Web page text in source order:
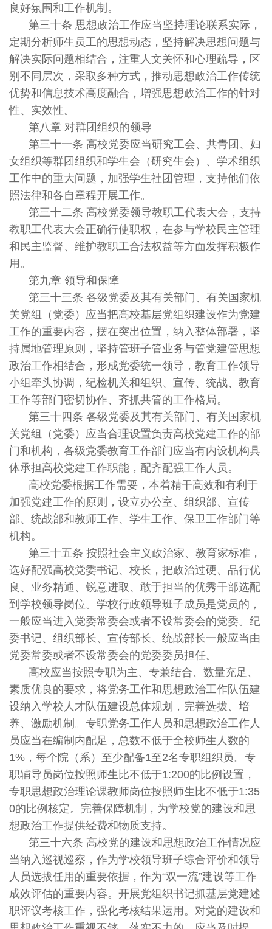
良好氛围和工作机制。
第三十条 思想政治工作应当坚持理论联系实际，
定期分析师生员工的思想动态，坚持解决思想问题与
解决实际问题相结合，注重人文关怀和心理疏导，区
别不同层次，采取多种方式，推动思想政治工作传统
优势和信息技术高度融合，增强思想政治工作的针对
性、实效性。
第八章 对群团组织的领导
第三十一条 高校党委应当研究工会、共青团、妇
女组织等群团组织和学生会（研究生会）、学术组织
工作中的重大问题，加强学生社团管理，支持他们依
照法律和各自章程开展工作。
第三十二条 高校党委领导教职工代表大会，支持
教职工代表大会正确行使职权，在参与学校民主管理
和民主监督、维护教职工合法权益等方面发挥积极作
用。
第九章 领导和保障
第三十三条 各级党委及其有关部门、有关国家机
关党组（党委）应当把高校基层党组织建设作为党建
工作的重要内容，摆在突出位置，纳入整体部署，坚
持属地管理原则，坚持管班子管业务与管党建管思想
政治工作相结合，形成党委统一领导，教育工作领导
小组牵头协调，纪检机关和组织、宣传、统战、教育
工作等部门密切协作、齐抓共管的工作格局。
第三十四条 各级党委及其有关部门、有关国家机
关党组（党委）应当合理设置负责高校党建工作的部
门和机构，各级党委教育工作部门应当有内设机构具
体承担高校党建工作职能，配齐配强工作人员。
高校党委根据工作需要，本着精干高效和有利于
加强党建工作的原则，设立办公室、组织部、宣传
部、统战部和教师工作、学生工作、保卫工作部门等
机构。
第三十五条 按照社会主义政治家、教育家标准，
选好配强高校党委书记、校长，把政治过硬、品行优
良、业务精通、锐意进取、敢于担当的优秀干部选配
到学校领导岗位。学校行政领导班子成员是党员的，
一般应当进入党委常委会或者不设常委会的党委。纪
委书记、组织部长、宣传部长、统战部长一般应当由
党委常委或者不设常委会的党委委员担任。
高校应当按照专职为主、专兼结合、数量充足、
素质优良的要求，将党务工作和思想政治工作队伍建
设纳入学校人才队伍建设总体规划，完善选拔、培
养、激励机制。专职党务工作人员和思想政治工作人
员应当在编制内配足，总数不低于全校师生人数的
1%，每个院（系）至少配备1至2名专职组织员。专
职辅导员岗位按照师生比不低于1:200的比例设置，
专职思想政治理论课教师岗位按照师生比不低于1:35
0的比例核定。完善保障机制，为学校党的建设和思
想政治工作提供经费和物质支持。
第三十六条 高校党的建设和思想政治工作情况应
当纳入巡视巡察，作为学校领导班子综合评价和领导
人员选拔任用的重要依据，作为“双一流”建设等工作
成效评估的重要内容。开展党组织书记抓基层党建述
职评议考核工作，强化考核结果运用。对党的建设和